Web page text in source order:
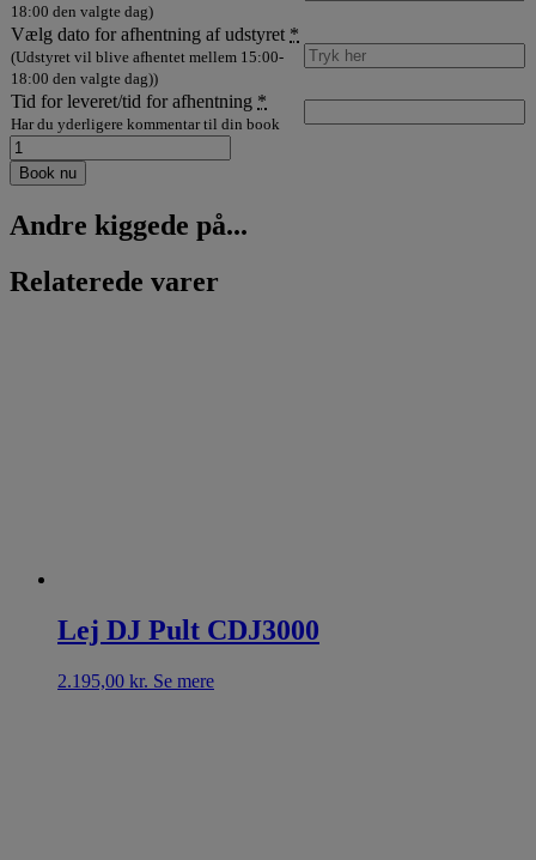
18:00 den valgte dag)
Vælg dato for afhentning af udstyret *
(Udstyret vil blive afhentet mellem 15:00-
18:00 den valgte dag))
Tid for leveret/tid for afhentning *
Har du yderligere kommentar til din book
Lej
lavalier
mikrofon
Book nu
Andre kiggede på...
Relaterede varer
Lej DJ Pult CDJ3000
2.195,00 kr. Se mere